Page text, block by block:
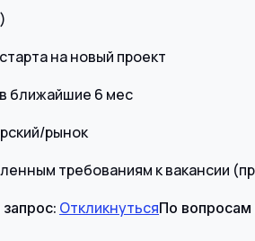
на новый проект
ближайшие 6 мес
рынок
требованиям к вакансии
ОткликнутьсяПо вопросам